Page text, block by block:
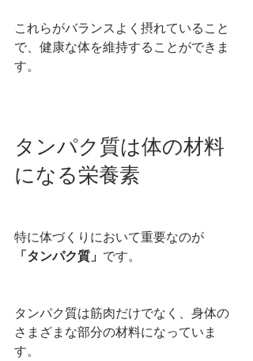
これらがバランスよく摂れていること
で、健康な体を維持することができま
す。
タンパク質は体の材料
になる栄養素
特に体づくりにおいて重要なのが
「タンパク質」 です。
タンパク質は筋肉だけでなく、身体の
さまざまな部分の材料になっていま
す。